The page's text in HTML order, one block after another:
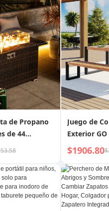
de Propano
de 44
de Gas con
Juego de
Exterior GO
Bancos,
Exterior
la Tapa,
$1906.80